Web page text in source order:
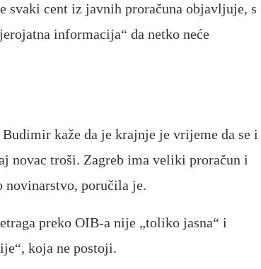
svaki cent iz javnih proračuna objavljuje, s
informacija“ da netko neće
kaže da je krajnje je vrijeme da se i
novac troši. Zagreb ima veliki proračun i
novinarstvo, poručila je.
preko OIB-a nije „toliko jasna“ i
koja ne postoji.